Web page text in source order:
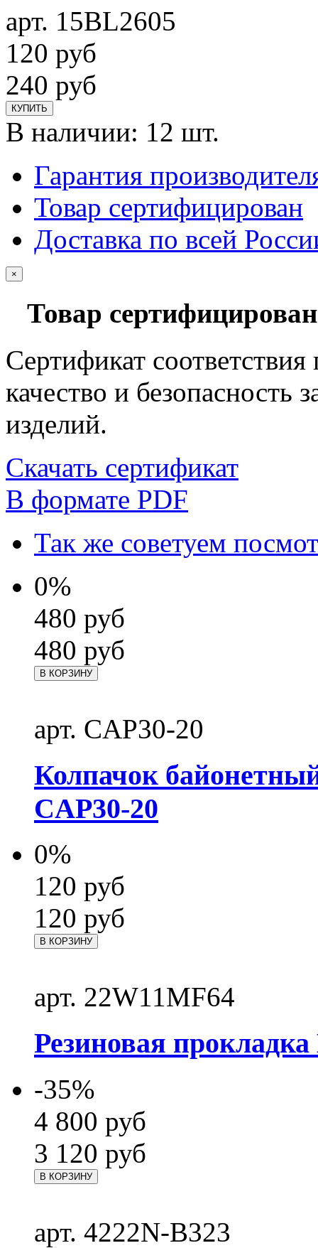
арт. 15BL2605
120 руб
240 руб
КУПИТЬ
В наличии: 12 шт.
Гарантия
Товар сертифицирован
Доставка по всей
×
Товар сертифицирован
Сертификат
качество и безопасность
изделий.
Скачать сертификат
В формате PDF
Так же советуем
0%
480 руб
480 руб
В КОРЗИНУ
арт. CAP30-20
Колпачок
CAP30-20
0%
120 руб
120 руб
В КОРЗИНУ
арт. 22W11MF64
Резиновая
-35%
4 800 руб
3 120 руб
В КОРЗИНУ
арт. 4222N-B323